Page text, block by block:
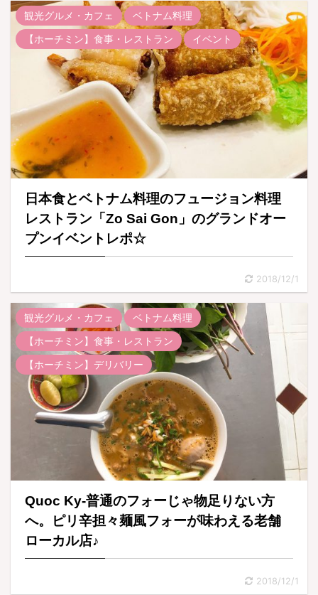
観光グルメ・カフェ
ベトナム料理
【ホーチミン】食事・レストラン
イベント
日本食とベトナム料理のフュージョン料理
レストラン「Zo Sai Gon」のグランドオー
プンイベントレポ☆
2018/12/1
観光グルメ・カフェ
ベトナム料理
【ホーチミン】食事・レストラン
【ホーチミン】デリバリー
Quoc Ky-普通のフォーじゃ物足りない方
へ。ピリ辛担々麺風フォーが味わえる老舗
ローカル店♪
2018/12/1